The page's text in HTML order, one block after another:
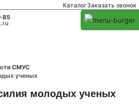
КаталогЗаказать звонок
85
СМУС
ученых
молодых ученых